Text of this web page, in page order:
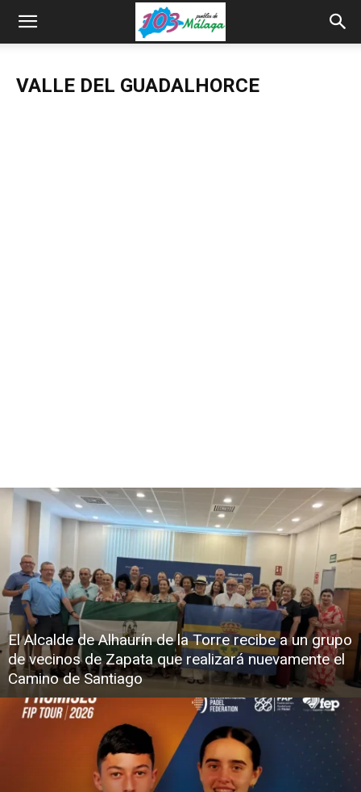
VALLE DEL GUADALHORCE
El Alcalde de Alhaurín de la Torre recibe a un grupo
de vecinos de Zapata que realizará nuevamente el
Camino de Santiago